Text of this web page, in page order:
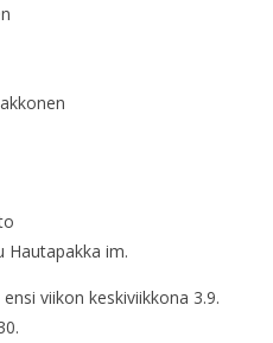
Hautapakka im.
viikon keskiviikkona 3.9.